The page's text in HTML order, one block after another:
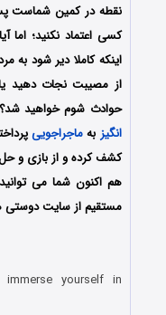
نقطه در کمین شماست
کسی اعتماد نکنید؛ اما
اینکه کاملا دیر شود به
از مصیبت نجات دهید
حوادث شوم خواهید شد؟
انگیز بهماجراجویی
کشف کرده و از بازی و
هم اکنون شما می
مستقیم از سایت دوستی
yourself in